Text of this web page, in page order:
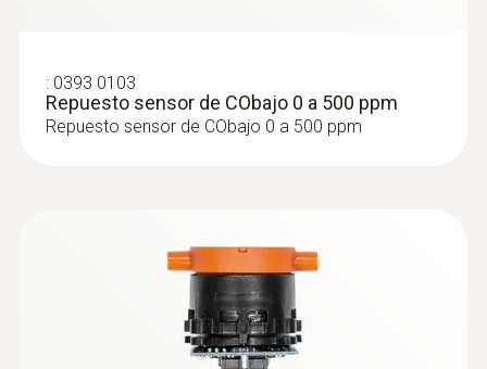
: 0393 0103
Repuesto sensor de CObajo 0 a 500 ppm
Repuesto sensor de CObajo 0 a 500 ppm